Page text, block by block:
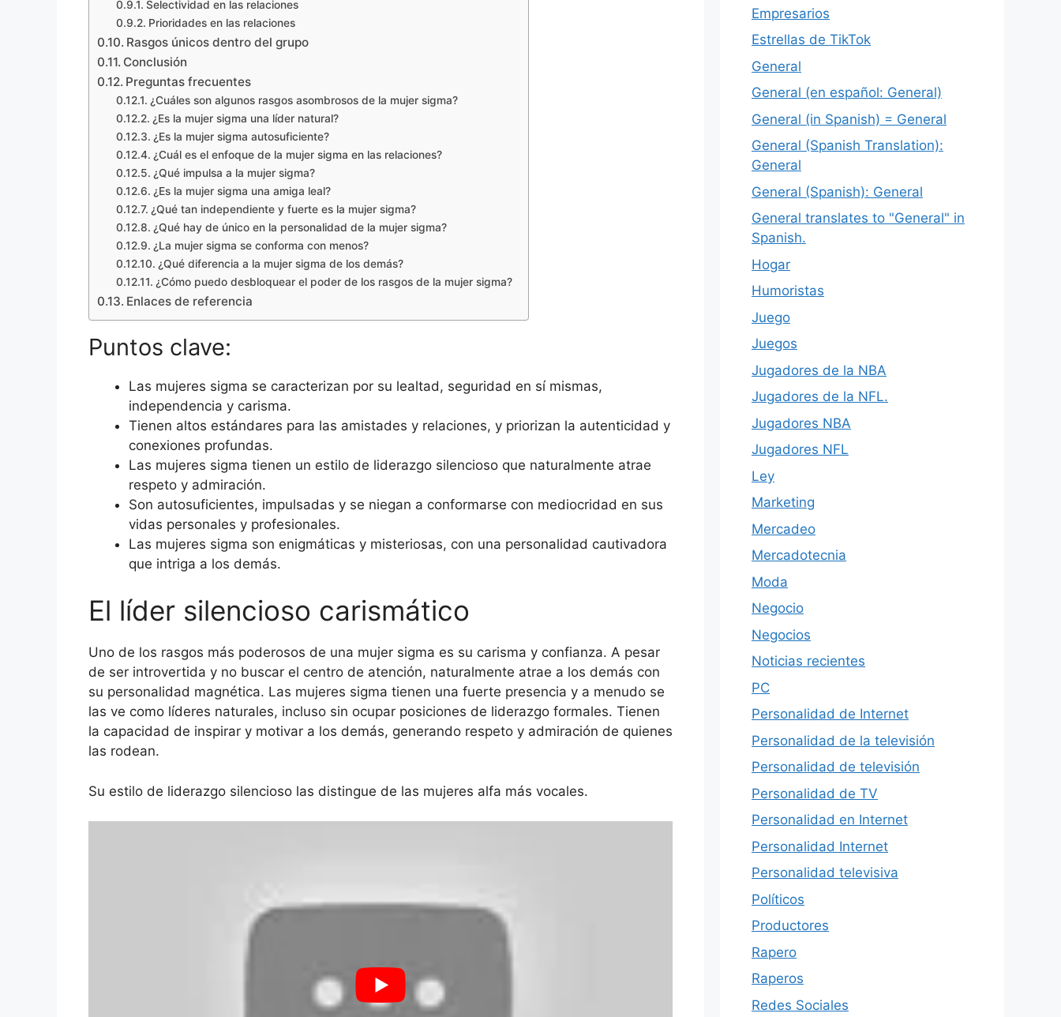
Selectividad en las relaciones
Prioridades en las relaciones
Rasgos únicos dentro del grupo
Conclusión
Preguntas frecuentes
¿Cuáles son algunos rasgos asombrosos de la mujer sigma?
¿Es la mujer sigma una líder natural?
¿Es la mujer sigma autosuficiente?
¿Cuál es el enfoque de la mujer sigma en las relaciones?
¿Qué impulsa a la mujer sigma?
¿Es la mujer sigma una amiga leal?
¿Qué tan independiente y fuerte es la mujer sigma?
¿Qué hay de único en la personalidad de la mujer sigma?
¿La mujer sigma se conforma con menos?
¿Qué diferencia a la mujer sigma de los demás?
¿Cómo puedo desbloquear el poder de los rasgos de la mujer sigma?
Enlaces de referencia
Puntos clave:
Las mujeres sigma se caracterizan por su lealtad, seguridad en sí mismas,
independencia y carisma.
Tienen altos estándares para las amistades y relaciones, y priorizan la autenticidad y
conexiones profundas.
Las mujeres sigma tienen un estilo de liderazgo silencioso que naturalmente atrae
respeto y admiración.
Son autosuficientes, impulsadas y se niegan a conformarse con mediocridad en sus
vidas personales y profesionales.
Las mujeres sigma son enigmáticas y misteriosas, con una personalidad cautivadora
que intriga a los demás.
El líder silencioso carismático
Uno de los rasgos más poderosos de una mujer sigma es su carisma y confianza. A pesar
de ser introvertida y no buscar el centro de atención, naturalmente atrae a los demás con
su personalidad magnética. Las mujeres sigma tienen una fuerte presencia y a menudo se
las ve como líderes naturales, incluso sin ocupar posiciones de liderazgo formales. Tienen
la capacidad de inspirar y motivar a los demás, generando respeto y admiración de quienes
las rodean.
Su estilo de liderazgo silencioso las distingue de las mujeres alfa más vocales.
Empresarios
Estrellas de TikTok
General
General (en español: General)
General (in Spanish) = General
General (Spanish Translation):
General
General (Spanish): General
General translates to "General" in
Spanish.
Hogar
Humoristas
Juego
Juegos
Jugadores de la NBA
Jugadores de la NFL.
Jugadores NBA
Jugadores NFL
Ley
Marketing
Mercadeo
Mercadotecnia
Moda
Negocio
Negocios
Noticias recientes
PC
Personalidad de Internet
Personalidad de la televisión
Personalidad de televisión
Personalidad de TV
Personalidad en Internet
Personalidad Internet
Personalidad televisiva
Políticos
Productores
Rapero
Raperos
Redes Sociales